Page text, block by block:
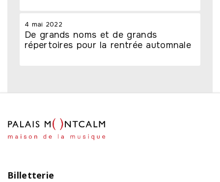
4 mai 2022
De grands noms et de grands
répertoires pour la rentrée automnale
Billetterie